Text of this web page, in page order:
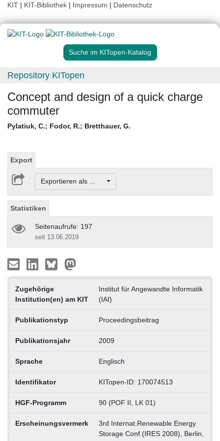
KIT | KIT-Bibliothek | Impressum | Datenschutz
Suche im KITopen-Katalog
Repository KITopen
Concept and design of a quick charge
commuter
Pylatiuk, C.; Fodor, R.; Bretthauer, G.
Export
Exportieren als ...
Statistiken
Seitenaufrufe: 197
seit 13.06.2019
Zugehörige
Institution(en) am KIT
Institut für Angewandte Informatik
(IAI)
Publikationstyp Proceedingsbeitrag
Publikationsjahr 2009
Sprache Englisch
Identifikator KITopen-ID: 170074513
HGF-Programm 90 (POF II, LK 01)
Erscheinungsvermerk
3rd Internat.Renewable Energy
Storage Conf.(IRES 2008), Berlin,